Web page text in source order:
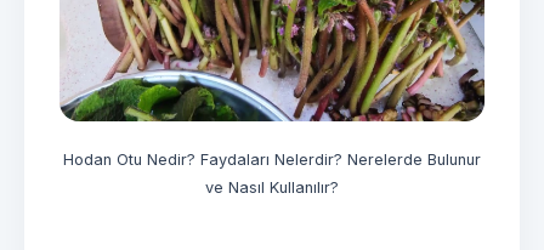
Hodan Otu Nedir? Faydaları Nelerdir? Nerelerde Bulunur
ve Nasıl Kullanılır?